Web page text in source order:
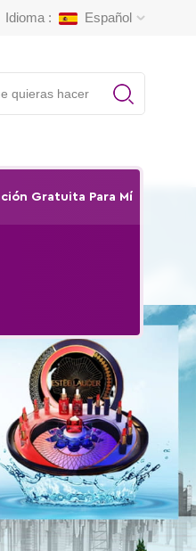
Idioma : Español
Gratuita Para Mí